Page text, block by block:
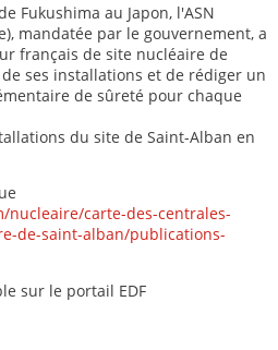
Fukushima au Japon, l'ASN
mandatée par le gouvernement, a
français de site nucléaire de
ses installations et de rédiger un
de sûreté pour chaque
du site de Saint-Alban en
nucleaire/carte-des-centrales-
de-saint-alban/publications-
sur le portail EDF